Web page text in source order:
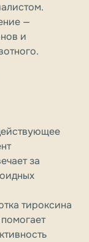
—
и
за
тироксина